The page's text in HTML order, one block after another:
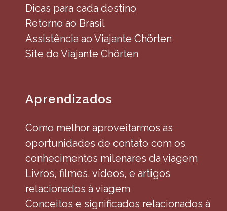
Dicas para cada destino
Retorno ao Brasil
Assistência ao Viajante Chörten
Site do Viajante Chörten
Aprendizados
Como melhor aproveitarmos as
oportunidades de contato com os
conhecimentos milenares da viagem
Livros, filmes, vídeos, e artigos
relacionados à viagem
Conceitos e significados relacionados à